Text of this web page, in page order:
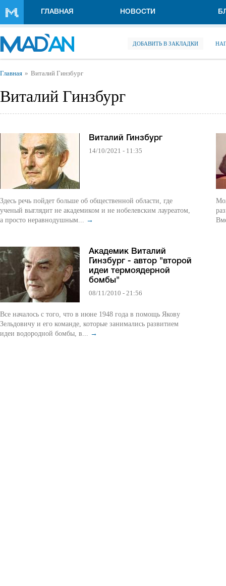
ГЛАВНАЯ НОВОСТИ
ДОБАВИТЬ В ЗАКЛАДКИ
Вы здесь
Главная Виталий Гинзбург
Виталий Гинзбург
Виталий Гинзбург
14/10/2021 - 11:35
Здесь речь пойдет больше об общественной области, где
ученый выглядит не академиком и не нобелевским лауреатом,
а просто неравнодушным... →
Академик Виталий
Гинзбург - автор "второй
идеи термоядерной
бомбы"
08/11/2010 - 21:56
Все началось с того, что в июне 1948 года в помощь Якову
Зельдовичу и его команде, которые занимались развитием
идеи водородной бомбы, в... →